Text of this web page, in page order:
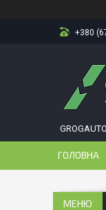
+380
GROGAUTO
ГОЛОВНА